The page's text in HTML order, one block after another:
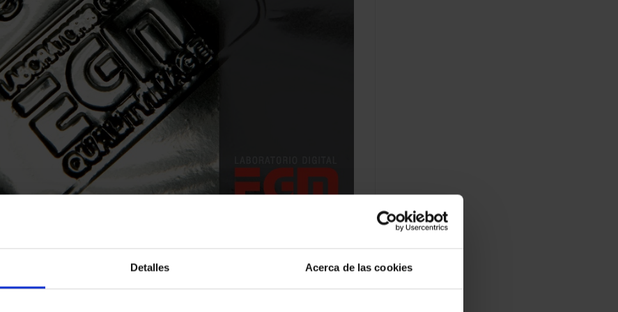
Detalles Acerca de las cookies
producción y difusión de reportajes documentales y
y sensibilizar a la sociedad sobre temáticas poco conocidas,